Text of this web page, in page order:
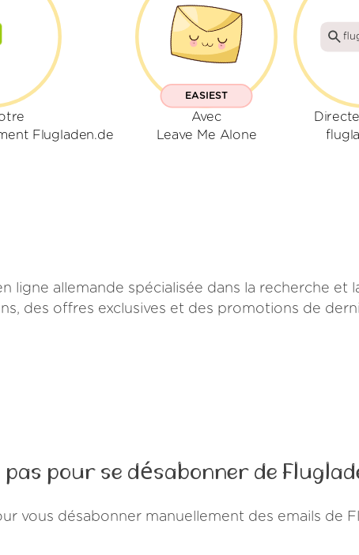
Flugladen.de
EASIEST
Avec
Leave Me Alone
ligne allemande spécialisée dans la recherche et
des offres exclusives et des promotions de
pas pour se désabonner de
vous désabonner manuellement des emails de